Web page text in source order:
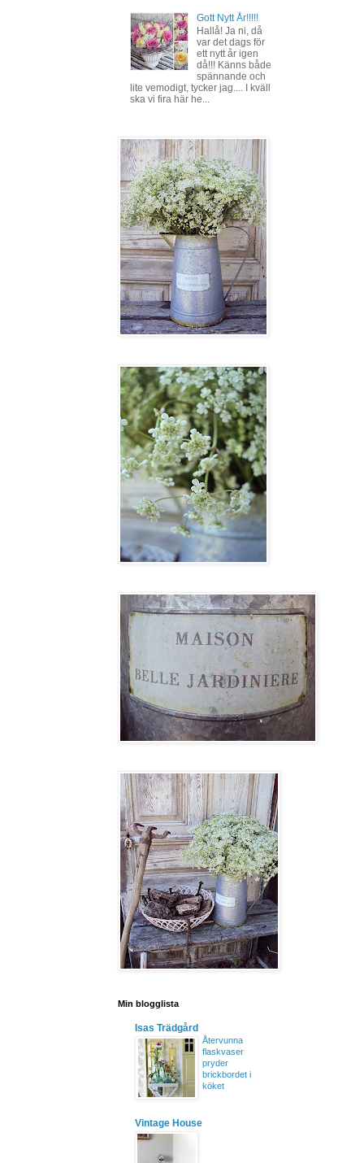
Gott Nytt År!!!!!
Hallå! Ja ni, då
var det dags för
ett nytt år igen
då!!! Känns både
spännande och
lite vemodigt, tycker jag.... I kväll
ska vi fira här he...
Min blogglista
Isas Trädgård
Återvunna
flaskvaser
pryder
brickbordet i
köket
Vintage House